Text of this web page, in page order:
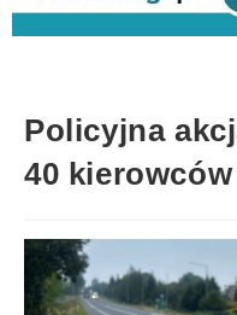
Policyjna
40